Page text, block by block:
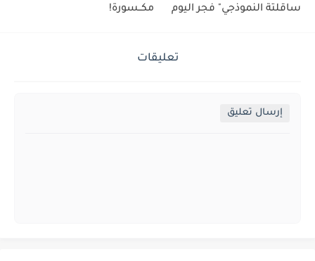
ساقلتة النموذجي" فجر اليوم مكــسورة!
تعليقات
إرسال تعليق